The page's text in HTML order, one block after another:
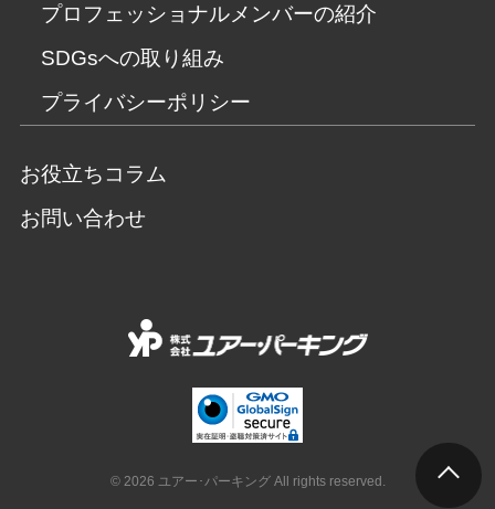
プロフェッショナルメンバーの紹介
SDGsへの取り組み
プライバシーポリシー
お役立ちコラム
お問い合わせ
© 2026 ユアー･パーキング All rights reserved.